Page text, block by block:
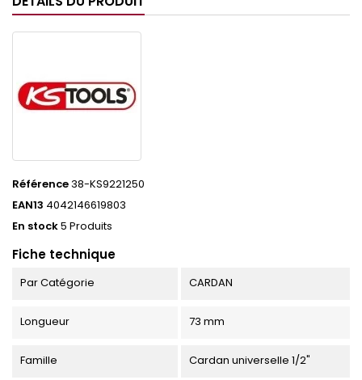
Référence38-KS9221250
EAN13 4042146619803
En stock5 Produits
Fiche technique
Par Catégorie CARDAN
Longueur 73 mm
Famille Cardan universelle 1/2"